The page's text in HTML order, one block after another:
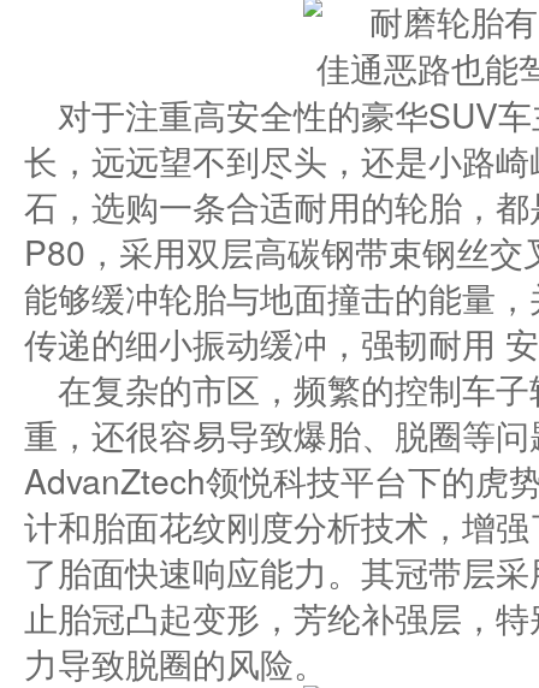
对于注重高安全性的豪华SUV
长，远远望不到尽头，还是小路
石，选购一条合适耐用的轮胎，
P80，采用双层高碳钢带束钢丝
能够缓冲轮胎与地面撞击的能量
传递的细小振动缓冲，强韧耐用
在复杂的市区，频繁的控制车
重，还很容易导致爆胎、脱圈等
AdvanZtech领悦科技平台下的虎
计和胎面花纹刚度分析技术，增
了胎面快速响应能力。其冠带层
止胎冠凸起变形，芳纶补强层，
力导致脱圈的风险。